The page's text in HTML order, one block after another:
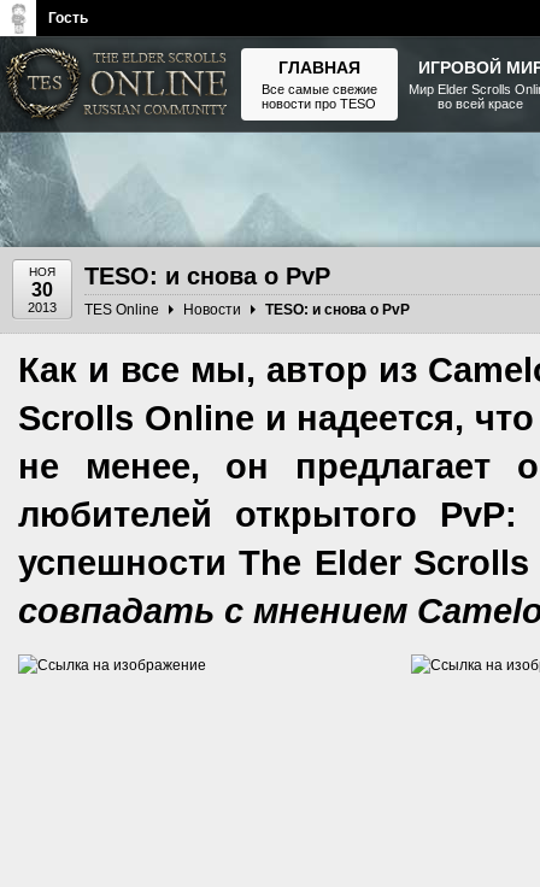
НОЯ
30
2013
TESO: и снова о PvP
TES Online Новости TESO: и снова о PvP
Как и все мы, автор из
Scrolls Online и надеется,
не менее, он предлагает
любителей открытого
успешности The Elder
совпадать с мнением
The Elder Scrolls, Fallout,
Bethesda Softworks - статьи,
новости, дополнения
ГЛАВНАЯ
Все самые свежие
новости про TESO
ИГРОВОЙ
Мир Elder Scrolls
во всей красе
Гость